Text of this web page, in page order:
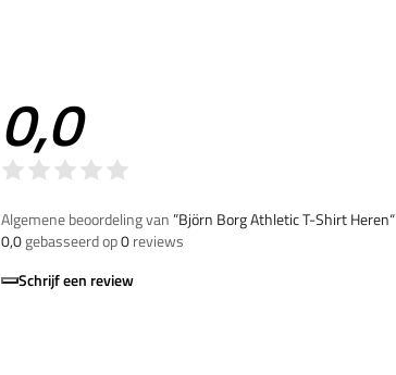
0,0
Algemene beoordeling van”Björn Borg Athletic T-Shirt Heren“
0,0gebasseerd op0reviews
Schrijf een review